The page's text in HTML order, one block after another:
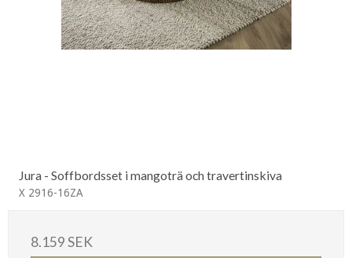
Jura - Soffbordsset i mangoträ och travertinskiva
X 2916-16ZA
8.159 SEK